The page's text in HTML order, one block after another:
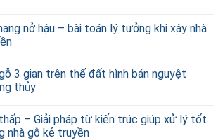
nở hậu – bài toán lý tưởng khi xây nhà
3 gian trên thế đất hình bán nguyệt
thủy
– Giải pháp từ kiến trúc giúp xử lý tốt
nhà gỗ kẻ truyền